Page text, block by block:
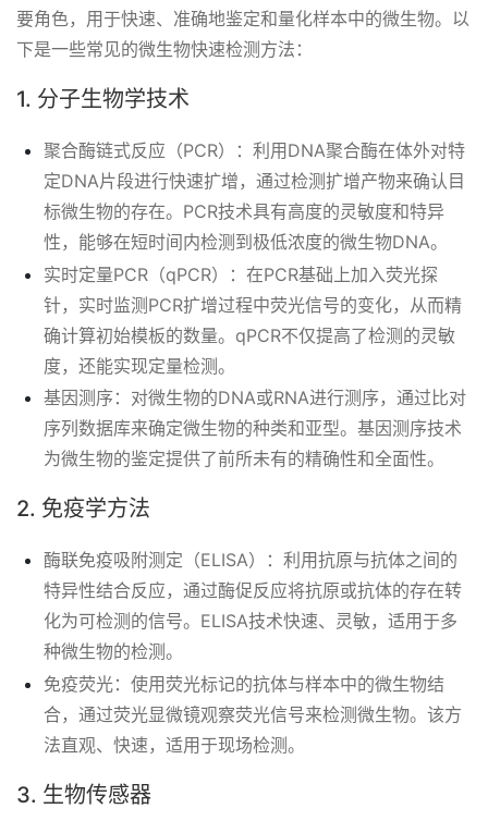
要角色，用于快速、准确地鉴定和量化样本中的微生物。以
下是一些常见的微生物快速检测方法：
1. 分子生物学技术
聚合酶链式反应（PCR）：利用DNA聚合酶在体外对特
定DNA片段进行快速扩增，通过检测扩增产物来确认目
标微生物的存在。PCR技术具有高度的灵敏度和特异
性，能够在短时间内检测到极低浓度的微生物DNA。
实时定量PCR（qPCR）：在PCR基础上加入荧光探
针，实时监测PCR扩增过程中荧光信号的变化，从而精
确计算初始模板的数量。qPCR不仅提高了检测的灵敏
度，还能实现定量检测。
基因测序：对微生物的DNA或RNA进行测序，通过比对
序列数据库来确定微生物的种类和亚型。基因测序技术
为微生物的鉴定提供了前所未有的精确性和全面性。
2. 免疫学方法
酶联免疫吸附测定（ELISA）：利用抗原与抗体之间的
特异性结合反应，通过酶促反应将抗原或抗体的存在转
化为可检测的信号。ELISA技术快速、灵敏，适用于多
种微生物的检测。
免疫荧光：使用荧光标记的抗体与样本中的微生物结
合，通过荧光显微镜观察荧光信号来检测微生物。该方
法直观、快速，适用于现场检测。
3. 生物传感器